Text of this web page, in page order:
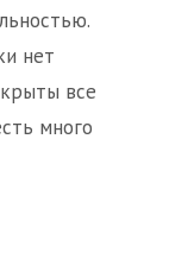
нет
все
много